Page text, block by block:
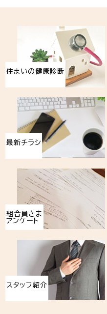
住まいの健康診断
最新チラシ
組合員さま
アンケート
スタッフ紹介